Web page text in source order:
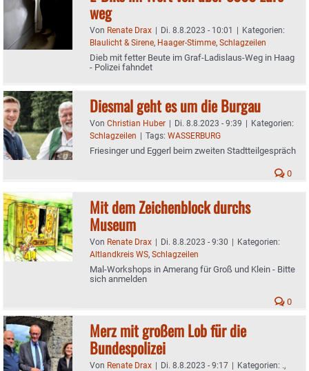
weg
Von Renate Drax | Di. 8.8.2023 - 10:01 | Kategorien:
Blaulicht & Sirene, Haager-Stimme, Schlagzeilen
Dieb mit fetter Beute im Graf-Ladislaus-Weg in Haag
- Polizei fahndet
Diesmal geht es um die Burgau
Von Christian Huber | Di. 8.8.2023 - 9:39 | Kategorien:
Schlagzeilen | Tags: WASSERBURG
Friesinger und Eggerl beim zweiten Stadtteilgespräch
0
Mit dem Zeichenblock durchs
Museum
Von Renate Drax | Di. 8.8.2023 - 9:30 | Kategorien:
Altlandkreis WS, Schlagzeilen
Mal-Workshops in Amerang für Groß und Klein - Bitte
sich anmelden
0
Merz mit großem Lob für die
Bundespolizei
Von Renate Drax | Di. 8.8.2023 - 9:17 | Kategorien: .,